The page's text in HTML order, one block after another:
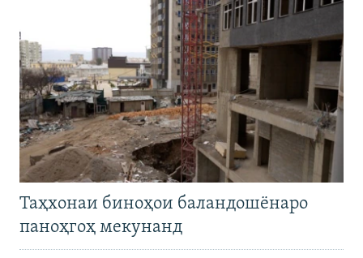
Таҳхонаи биноҳои баландошёнаро
паноҳгоҳ мекунанд